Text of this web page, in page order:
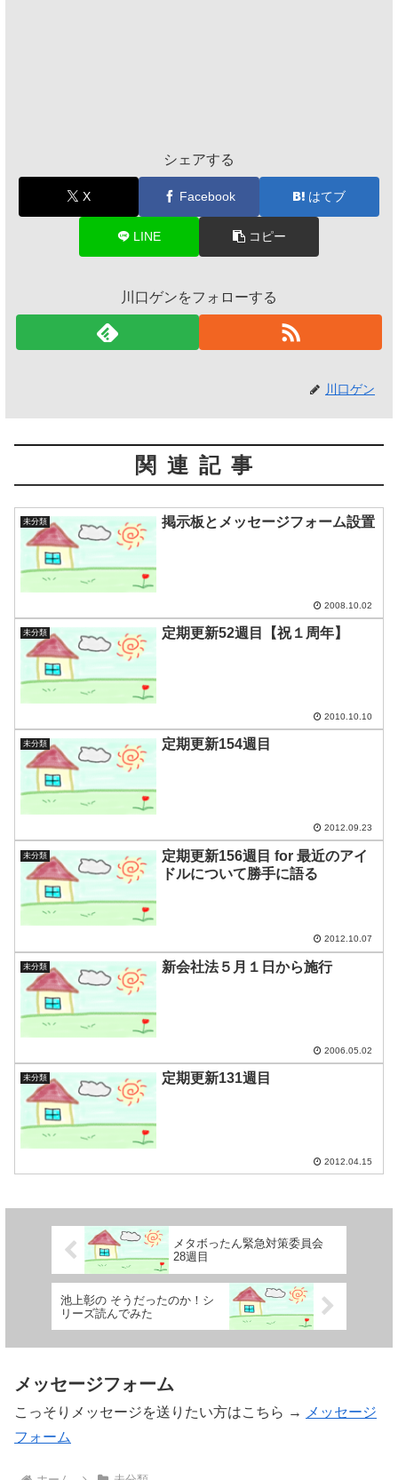
シェアする
X Facebook はてブ
LINE コピー
川口ゲンをフォローする
川口ゲン
関連記事
未分類 掲示板とメッセージフォーム設置
2008.10.02
未分類 定期更新52週目【祝１周年】
2010.10.10
未分類 定期更新154週目
2012.09.23
未分類
定期更新156週目 for 最近のアイ
ドルについて勝手に語る
2012.10.07
未分類 新会社法５月１日から施行
2006.05.02
未分類 定期更新131週目
2012.04.15
メタボったん緊急対策委員会
28週目
池上彰の そうだったのか！シ
リーズ読んでみた
メッセージフォーム
こっそりメッセージを送りたい方はこちら →
メッセージ
フォーム